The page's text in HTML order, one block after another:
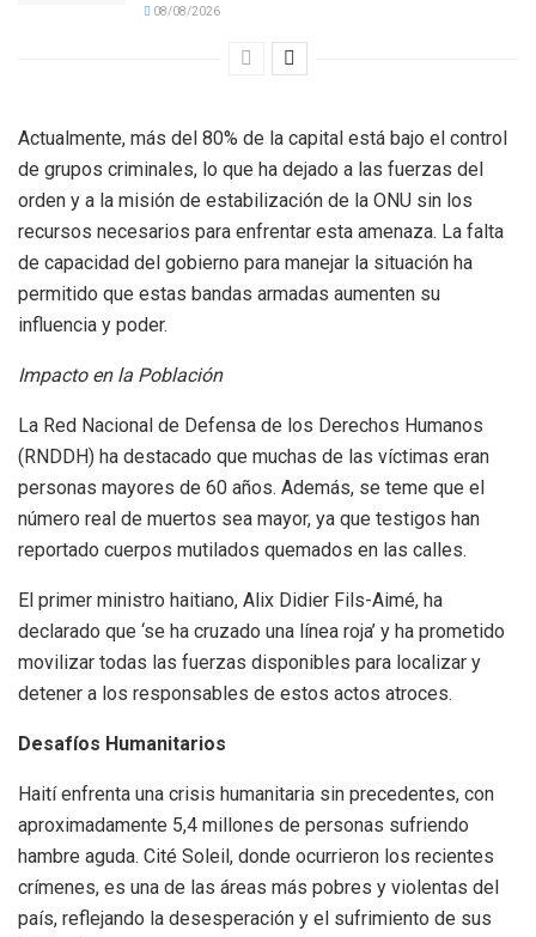
08/08/2026
Actualmente, más del 80% de la capital está bajo el control
de grupos criminales, lo que ha dejado a las fuerzas del
orden y a la misión de estabilización de la ONU sin los
recursos necesarios para enfrentar esta amenaza. La falta
de capacidad del gobierno para manejar la situación ha
permitido que estas bandas armadas aumenten su
influencia y poder.
Impacto en la Población
La Red Nacional de Defensa de los Derechos Humanos
(RNDDH) ha destacado que muchas de las víctimas eran
personas mayores de 60 años. Además, se teme que el
número real de muertos sea mayor, ya que testigos han
reportado cuerpos mutilados quemados en las calles.
El primer ministro haitiano, Alix Didier Fils-Aimé, ha
declarado que ‘se ha cruzado una línea roja’ y ha prometido
movilizar todas las fuerzas disponibles para localizar y
detener a los responsables de estos actos atroces.
Desafíos Humanitarios
Haití enfrenta una crisis humanitaria sin precedentes, con
aproximadamente 5,4 millones de personas sufriendo
hambre aguda. Cité Soleil, donde ocurrieron los recientes
crímenes, es una de las áreas más pobres y violentas del
país, reflejando la desesperación y el sufrimiento de sus